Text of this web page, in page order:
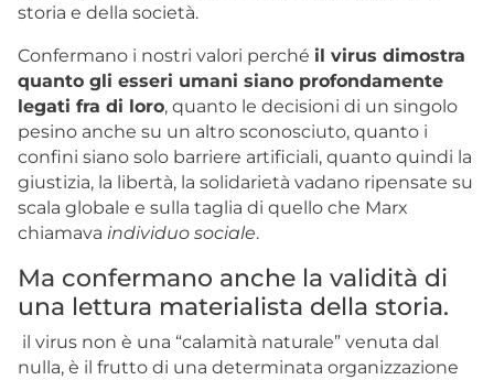
storia e della società.
Confermano i nostri valori perché il virus dimostra
quanto gli esseri umani siano profondamente
legati fra di loro, quanto le decisioni di un singolo
pesino anche su un altro sconosciuto, quanto i
confini siano solo barriere artificiali, quanto quindi la
giustizia, la libertà, la solidarietà vadano ripensate su
scala globale e sulla taglia di quello che Marx
chiamava individuo sociale.
Ma confermano anche la validità di
una lettura materialista della storia.
il virus non è una “calamità naturale” venuta dal
nulla, è il frutto di una determinata organizzazione